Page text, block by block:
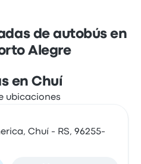
de autobús en
Alegre
en Chuí
Chuí - RS, 96255-